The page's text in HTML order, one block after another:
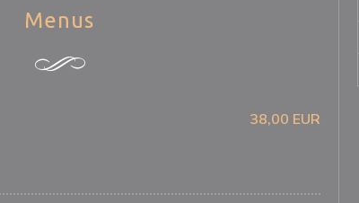
Menus
38,00 EUR